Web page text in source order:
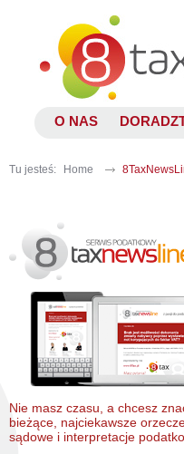
O NAS
Tu jesteś: Home
Nie masz czasu, a chcesz
bieżące, najciekawsze
sądowe i interpretacje